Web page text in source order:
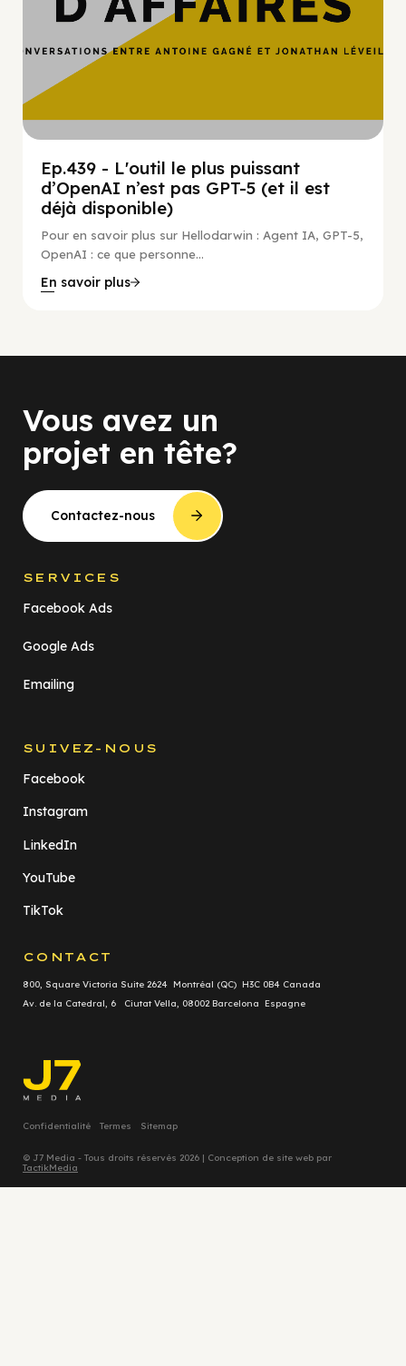
Ep.439 - L'outil le plus puissant
d’OpenAI n’est pas GPT-5 (et il est
déjà disponible)
Pour en savoir plus sur Hellodarwin : Agent IA, GPT-5,
OpenAI : ce que personne...
En savoir plus
Vous avez un
projet en tête?
Contactez-nous
SERVICES
Facebook Ads
Google Ads
Emailing
SUIVEZ-NOUS
Facebook
Instagram
LinkedIn
YouTube
TikTok
CONTACT
800, Square Victoria Suite 2624 Montréal (QC) H3C 0B4 Canada
Av. de la Catedral, 6 Ciutat Vella, 08002 Barcelona Espagne
Confidentialité Termes Sitemap
© J7 Media - Tous droits réservés 2026 | Conception de site web par
TactikMedia